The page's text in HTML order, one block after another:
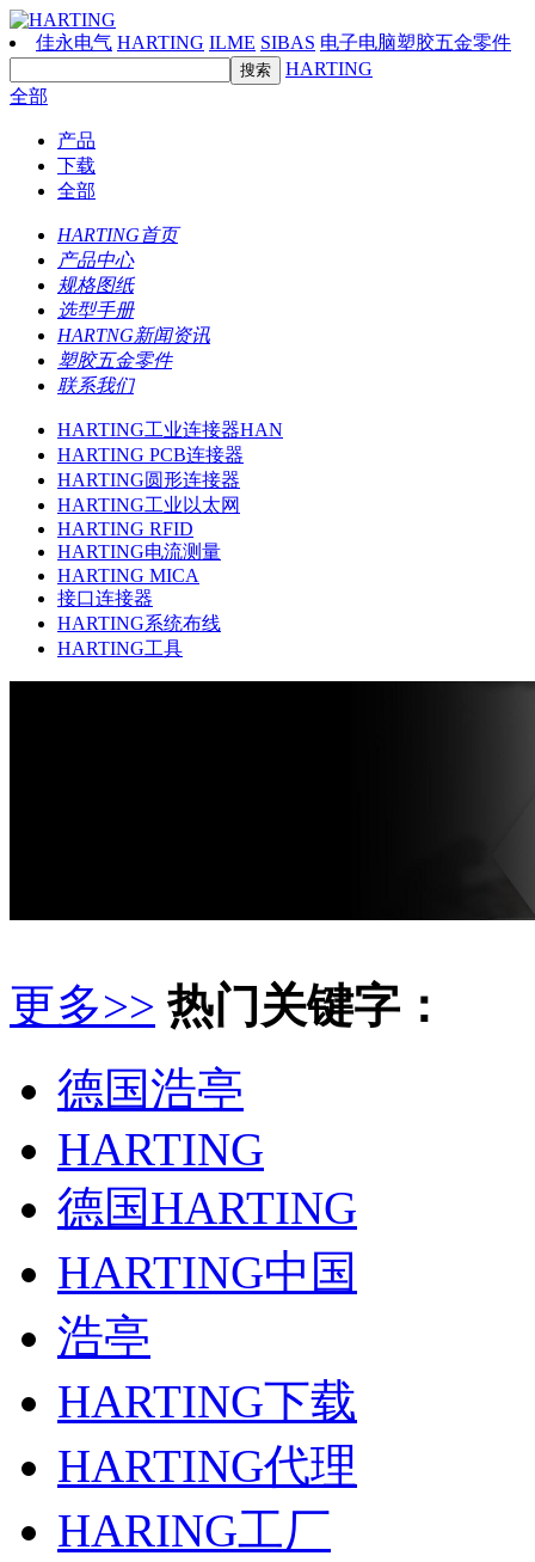
佳永电气 HARTING ILME SIBAS 电子电脑塑胶五金零件
HARTING
全部
产品
下载
全部
HARTING首页
产品中心
规格图纸
选型手册
HARTNG新闻资讯
塑胶五金零件
联系我们
HARTING工业连接器HAN
HARTING PCB连接器
HARTING圆形连接器
HARTING工业以太网
HARTING RFID
HARTING电流测量
HARTING MICA
接口连接器
HARTING系统布线
HARTING工具
更多>> 热门关键字：
德国浩亭
HARTING
德国HARTING
HARTING中国
浩亭
HARTING下载
HARTING代理
HARING工厂